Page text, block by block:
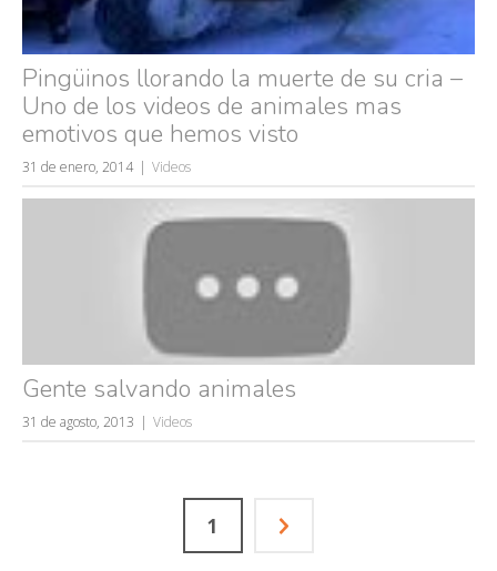
Pingüinos llorando la muerte de su cria –
Uno de los videos de animales mas
emotivos que hemos visto
31 de enero, 2014 Videos
Gente salvando animales
31 de agosto, 2013 Videos
1